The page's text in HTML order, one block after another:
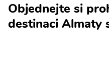
Objednejte si
destinaci Almaty